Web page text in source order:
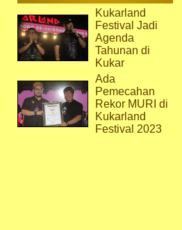
Kukarland
Festival Jadi
Agenda
Tahunan di
Kukar
Ada
Pemecahan
Rekor MURI di
Kukarland
Festival 2023